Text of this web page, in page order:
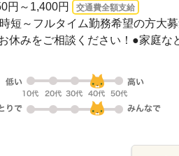
円～1,400円 交通費全額支給
短～フルタイム勤務希望の方大